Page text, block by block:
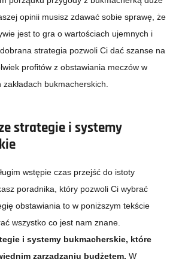
opinii musisz zdawać sobie sprawę, że
jest to gra o wartościach ujemnych i
strategia pozwoli Ci dać szanse na
profitów z obstawiania meczów w
bukmacherskich.
strategie i systemy
wstępie czas przejść do istoty
poradnika, który pozwoli Ci wybrać
obstawiania to w poniższym tekście
wszystko co jest nam znane.
i systemy bukmacherskie, które
zarządzaniu budżetem. W